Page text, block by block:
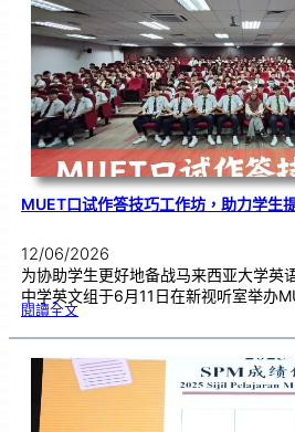
我
与
压
力
管
理
MUET口试作答技巧工作坊，助力学生
12/06/2026
为协助学生更好地备战马来西亚大学英
中学英文组于6月11日在新视听室举办
閱讀全文:
M
T
试
作
答
技
巧
工